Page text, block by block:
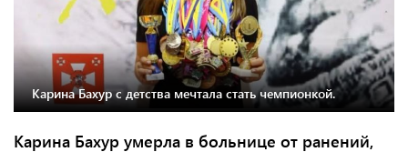
Карина Бахур с детства мечтала стать чемпионкой.
Карина Бахур умерла в больнице от ранений,